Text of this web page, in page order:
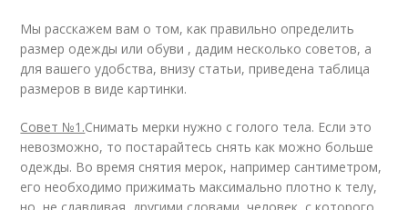
Мы расскажем вам о том, как правильно определить
размер одежды или обуви , дадим несколько советов, а
для вашего удобства, внизу статьи, приведена таблица
размеров в виде картинки.
Совет №1.Снимать мерки нужно с голого тела. Если это
невозможно, то постарайтесь снять как можно больше
одежды. Во время снятия мерок, например сантиметром,
его необходимо прижимать максимально плотно к телу,